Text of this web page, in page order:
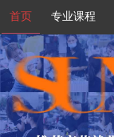
首页 专业课程